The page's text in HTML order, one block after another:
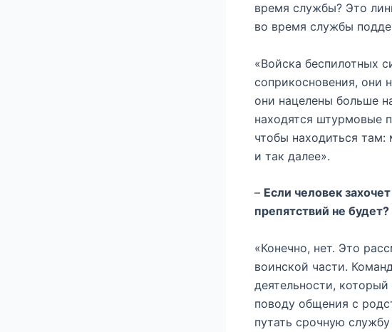
время службы? Это
во время службы
«Войска беспилотных
соприкосновения, они
они нацелены больше
находятся штурмовые
чтобы находиться там:
и так далее».
– Если человек
препятствий не будет?
«Конечно, нет. Это
воинской части.
деятельности,
поводу общения с
путать срочную